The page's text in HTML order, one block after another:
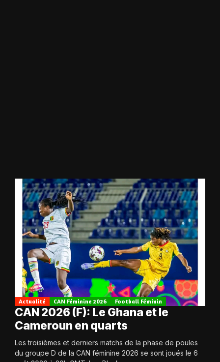
Actualité CAN Féminine 2026 Football Féminin
CAN 2026 (F): Le Ghana et le
Cameroun en quarts
Les troisièmes et derniers matchs de la phase de poules
du groupe D de la CAN féminine 2026 se sont joués le 6